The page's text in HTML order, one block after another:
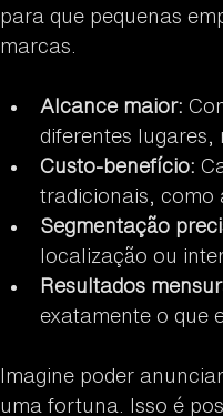
para que pequenas
marcas.
Alcance maior:
diferentes lugares,
Custo-benefício:
tradicionais, como
Segmentação
localização ou
Resultados
exatamente o que
Imagine poder
uma fortuna. Isso é